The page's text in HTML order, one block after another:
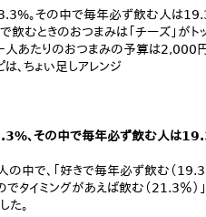
。その中で毎年必ず飲む人は
で飲むときのおつまみは「チーズ」が
一人あたりのおつまみの予算は
、ちょい足しアレンジ
、その中で毎年必ず飲む人は
の中で、「好きで毎年必ず飲む（
タイミングがあえば飲む（21.3％）
た。